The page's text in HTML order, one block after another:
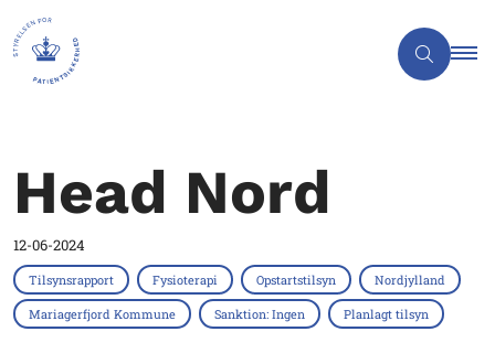
Head Nord
12-06-2024
Tilsynsrapport Fysioterapi Opstartstilsyn Nordjylland
Mariagerfjord Kommune Sanktion: Ingen Planlagt tilsyn